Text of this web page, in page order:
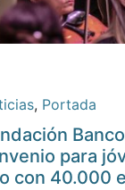
, Portada
para
con 40.000